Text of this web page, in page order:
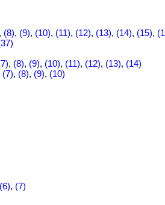
, (8), (9), (10), (11), (12), (13), (14), (15),
, (8), (9), (10), (11), (12), (13), (14)
(7), (8), (9), (10)
(6), (7)